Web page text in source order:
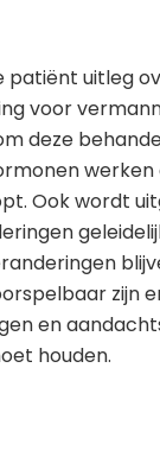
patiënt uitleg
voor
deze
werken
Ook wordt
zijn
en
houden.